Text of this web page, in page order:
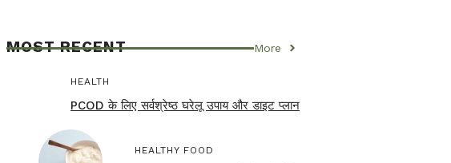
MOST RECENT More
HEALTH
PCOD के लिए सर्वश्रेष्ठ घरेलू उपाय और डाइट प्लान
HEALTHY FOOD